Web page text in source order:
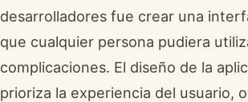
desarrolladores fue crear una
que cualquier persona pudiera
complicaciones. El diseño de la
prioriza la experiencia del usuario,